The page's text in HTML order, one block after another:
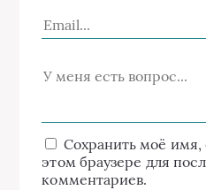
Сохранить моё имя,
этом браузере для
комментариев.